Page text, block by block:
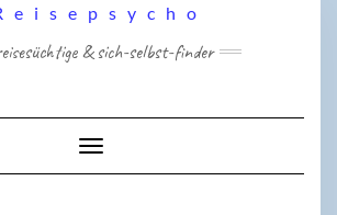
& sich-selbst-finder
Toggle Navigation